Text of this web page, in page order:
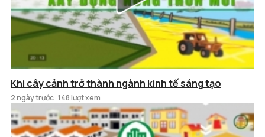
Khi cây cảnh trở thành ngành kinh tế sáng tạo
2 ngày trước 148 lượt xem